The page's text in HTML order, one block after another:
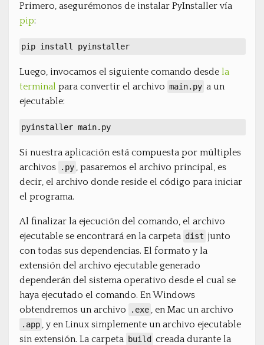
Primero, asegurémonos de instalar PyInstaller vía
pip:
pip install pyinstaller
Luego, invocamos el siguiente comando desde la
terminal para convertir el archivo main.py a un
ejecutable:
pyinstaller main.py
Si nuestra aplicación está compuesta por múltiples
archivos
.py , pasaremos el archivo principal, es
decir, el archivo donde reside el código para iniciar
el programa.
Al finalizar la ejecución del comando, el archivo
ejecutable se encontrará en la carpeta dist junto
con todas sus dependencias. El formato y la
extensión del archivo ejecutable generado
dependerán del sistema operativo desde el cual se
haya ejecutado el comando. En Windows
obtendremos un archivo
.exe , en Mac un archivo
.app , y en Linux simplemente un archivo ejecutable
sin extensión. La carpeta build creada durante la